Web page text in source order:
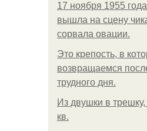
17 ноября 1955
вышла на сцену
сорвала овации.
Это крепость, в
возвращаемся
трудного дня.
Из двушки в
кв.